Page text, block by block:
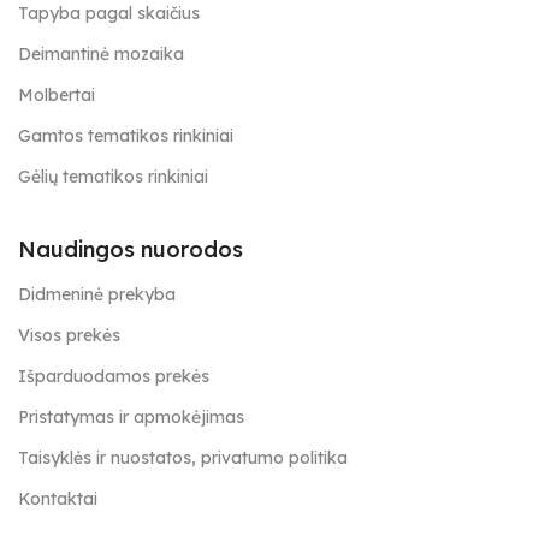
Tapyba pagal skaičius
Deimantinė mozaika
Molbertai
Gamtos tematikos rinkiniai
Gėlių tematikos rinkiniai
Naudingos nuorodos
Didmeninė prekyba
Visos prekės
Išparduodamos prekės
Pristatymas ir apmokėjimas
Taisyklės ir nuostatos, privatumo politika
Kontaktai